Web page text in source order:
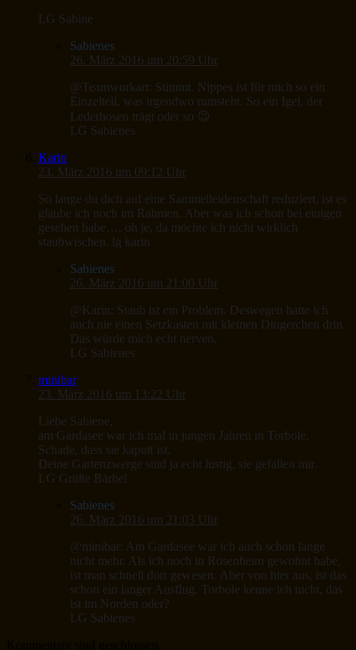
LG Sabine
Sabienes
26. März 2016 um 20:59 Uhr
@Teamworkart: Stimmt. Nippes ist für mich so ein
Einzelteil, was irgendwo rumsteht. So ein Igel, der
Lederhosen trägt oder so 😉
LG Sabienes
Karin
23. März 2016 um 09:12 Uhr
So lange du dich auf eine Sammelleidenschaft reduziert, ist es
glaube ich noch im Rahmen. Aber was ich schon bei einigen
gesehen habe…. oh je, da möchte ich nicht wirklich
staubwischen. lg karin
Sabienes
26. März 2016 um 21:00 Uhr
@Karin: Staub ist ein Problem. Deswegen hatte ich
auch nie einen Setzkasten mit kleinen Dingerchen drin.
Das würde mich echt nerven.
LG Sabienes
minibar
23. März 2016 um 13:22 Uhr
Liebe Sabiene,
am Gardasee war ich mal in jungen Jahren in Torbole.
Schade, dass sie kaputt ist.
Deine Gartenzwerge sind ja echt lustig, sie gefallen mir.
LG Grüße Bärbel
Sabienes
26. März 2016 um 21:03 Uhr
@minibar: Am Gardasee war ich auch schon lange
nicht mehr. Als ich noch in Rosenheim gewohnt habe,
ist man schnell dort gewesen. Aber von hier aus, ist das
schon ein langer Ausflug. Torbole kenne ich nicht, das
ist im Norden oder?
LG Sabienes